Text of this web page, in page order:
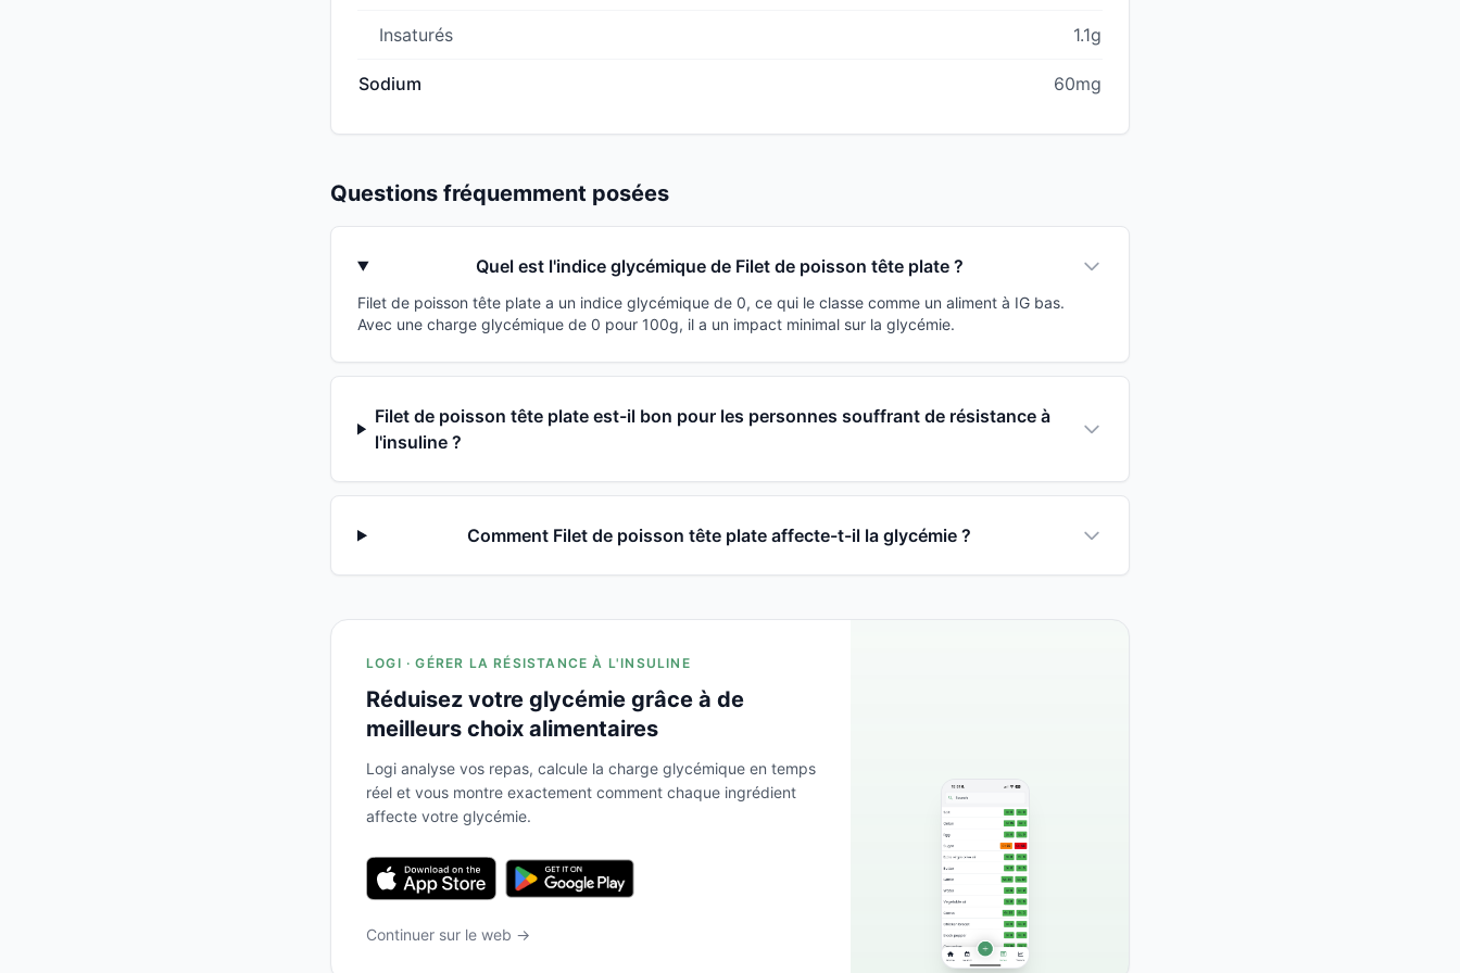
Insaturés 1.1g
Sodium 60mg
Questions fréquemment posées
Quel est l'indice glycémique de Filet de poisson tête plate ?
Filet de poisson tête plate a un indice glycémique de 0, ce qui le classe comme un aliment à IG bas.
Avec une charge glycémique de 0 pour 100g, il a un impact minimal sur la glycémie.
Filet de poisson tête plate est-il bon pour les personnes souffrant de résistance à
l'insuline ?
Comment Filet de poisson tête plate affecte-t-il la glycémie ?
LOGI · GÉRER LA RÉSISTANCE À L'INSULINE
Réduisez votre glycémie grâce à de
meilleurs choix alimentaires
Logi analyse vos repas, calcule la charge glycémique en temps
réel et vous montre exactement comment chaque ingrédient
affecte votre glycémie.
Continuer sur le web →